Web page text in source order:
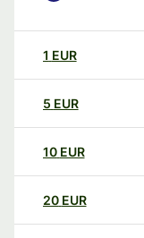
1 EUR
5 EUR
10 EUR
20 EUR